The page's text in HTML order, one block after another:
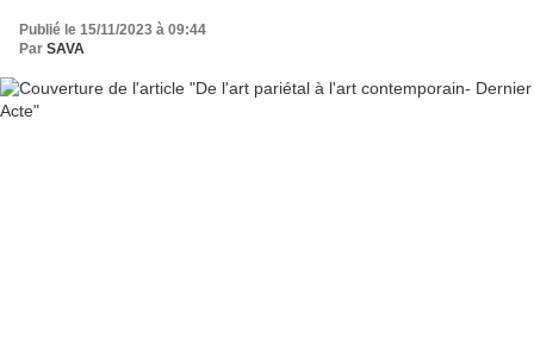
Publié le 15/11/2023 à 09:44
Par SAVA